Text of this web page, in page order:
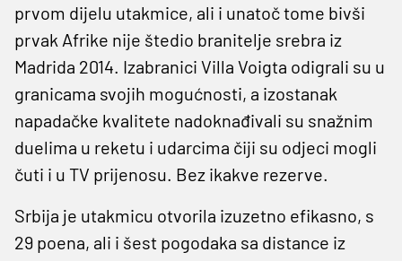
prvom dijelu utakmice, ali i unatoč tome bivši
prvak Afrike nije štedio branitelje srebra iz
Madrida 2014. Izabranici Villa Voigta odigrali su u
granicama svojih mogućnosti, a izostanak
napadačke kvalitete nadoknađivali su snažnim
duelima u reketu i udarcima čiji su odjeci mogli
čuti i u TV prijenosu. Bez ikakve rezerve.
Srbija je utakmicu otvorila izuzetno efikasno, s
29 poena, ali i šest pogodaka sa distance iz